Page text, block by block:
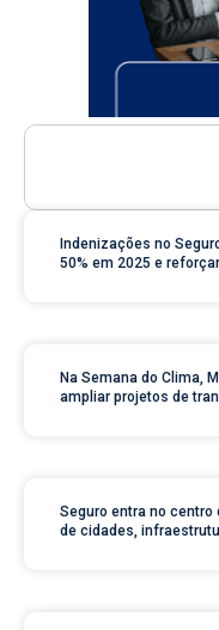
Indenizações no
50% em 2025 e
Na Semana do Clima,
ampliar projetos de
Seguro entra no
de cidades,